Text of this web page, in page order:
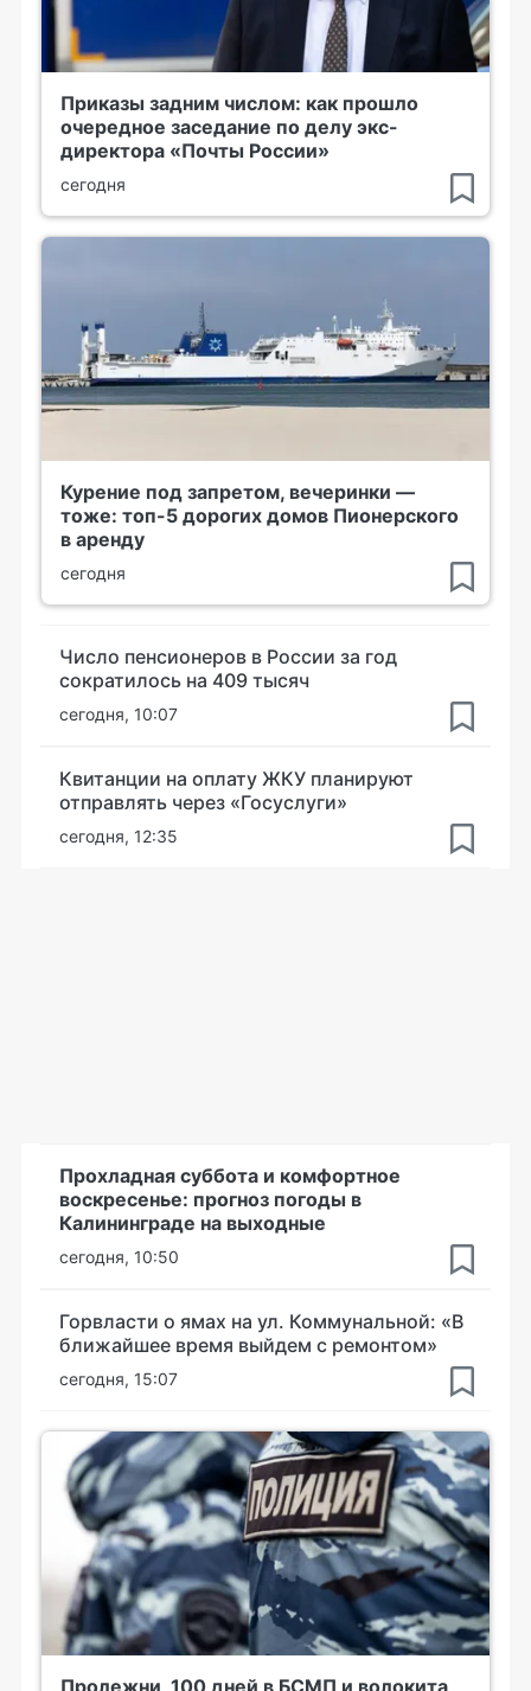
Приказы задним числом: как прошло
очередное заседание по делу экс-
директора «Почты России»
сегодня
Курение под запретом, вечеринки —
тоже: топ-5 дорогих домов Пионерского
в аренду
сегодня
Число пенсионеров в России за год
сократилось на 409 тысяч
сегодня, 10:07
Квитанции на оплату ЖКУ планируют
отправлять через «Госуслуги»
сегодня, 12:35
Прохладная суббота и комфортное
воскресенье: прогноз погоды в
Калининграде на выходные
сегодня, 10:50
Горвласти о ямах на ул. Коммунальной: «В
ближайшее время выйдем с ремонтом»
сегодня, 15:07
Пролежни, 100 дней в БСМП и волокита